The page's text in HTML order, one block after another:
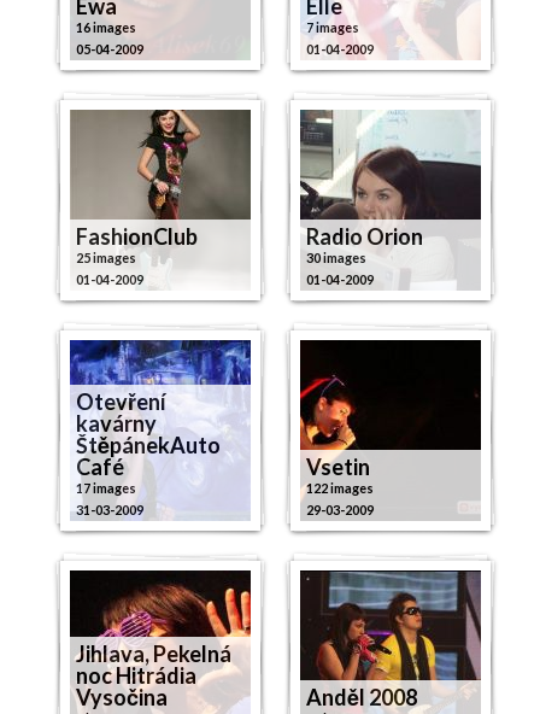
Ewa
16 images
05-04-2009
Elle
7 images
01-04-2009
FashionClub
25 images
01-04-2009
Radio Orion
30 images
01-04-2009
Otevření
kavárny
ŠtěpánekAuto
Café
17 images
31-03-2009
Vsetin
122 images
29-03-2009
Jihlava, Pekelná
noc Hitrádia
Vysočina
Anděl 2008